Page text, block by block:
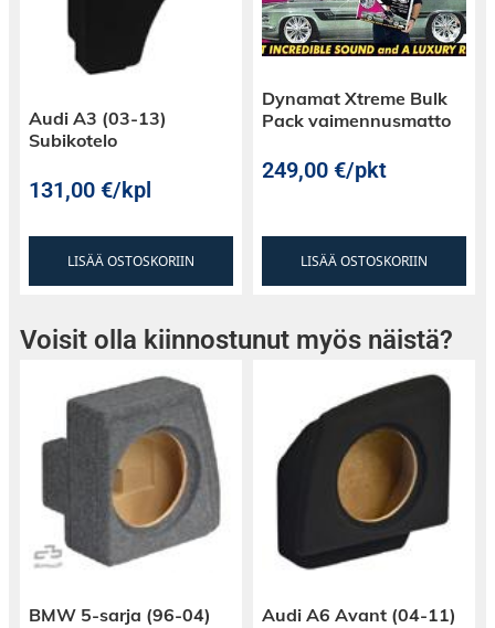
Audi A3 (03-13)
Subikotelo
131,00€/kpl
LISÄÄ OSTOSKORIIN
Dynamat Xtreme Bulk
Pack vaimennusmatto
249,00€/pkt
LISÄÄ OSTOSKORIIN
Voisit olla kiinnostunut myös näistä?
BMW 5-sarja (96-04)
Audi A6 Avant (04-11)